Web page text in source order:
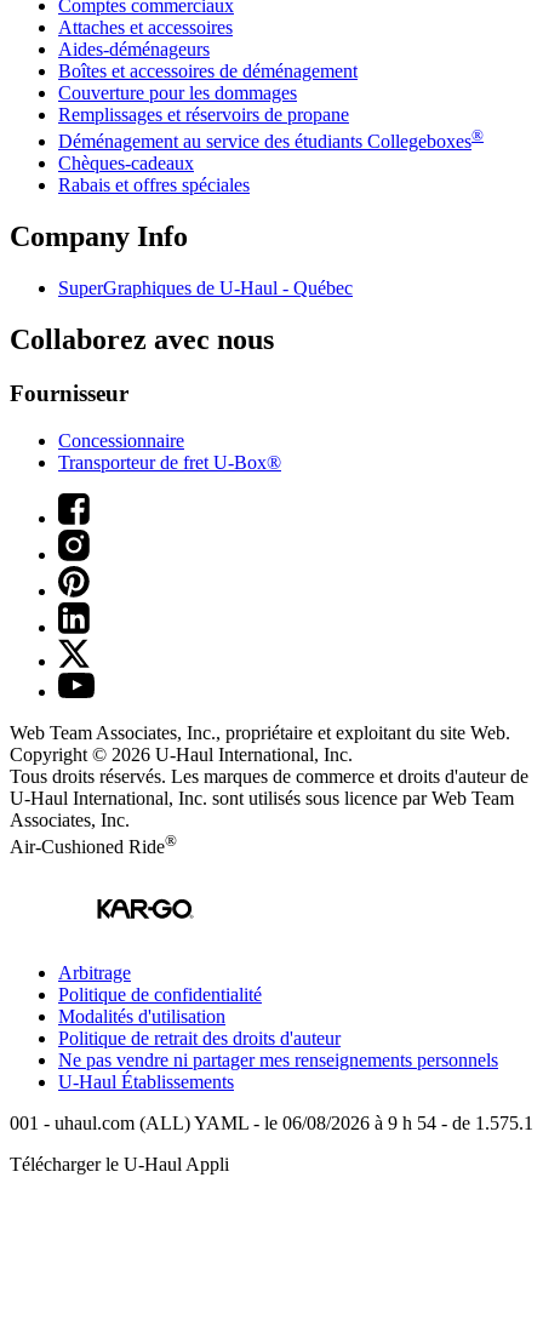
Comptes commerciaux
Attaches et accessoires
Aides-déménageurs
Boîtes et accessoires de déménagement
Couverture pour les dommages
Remplissages et réservoirs de propane
Déménagement au service des étudiants Collegeboxes®
Chèques-cadeaux
Rabais et offres spéciales
Company Info
SuperGraphiques de U-Haul - Québec
Collaborez avec nous
Fournisseur
Concessionnaire
Transporteur de fret U-Box®
Web Team Associates, Inc., propriétaire et exploitant du site Web.
Copyright © 2026 U-Haul International, Inc.
Tous droits réservés. Les marques de commerce et droits d'auteur de
U-Haul International, Inc. sont utilisés sous licence par Web Team
Associates, Inc.
Air-Cushioned Ride®
Arbitrage
Politique de confidentialité
Modalités d'utilisation
Politique de retrait des droits d'auteur
Ne pas vendre ni partager mes renseignements personnels
U-Haul Établissements
001 - uhaul.com (ALL) YAML - le 06/08/2026 à 9 h 54 - de 1.575.1
Télécharger le U-Haul Appli